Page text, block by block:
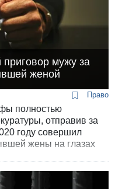
мужу за
женой
Право
полностью
отправив за
году совершил
жены на глазах